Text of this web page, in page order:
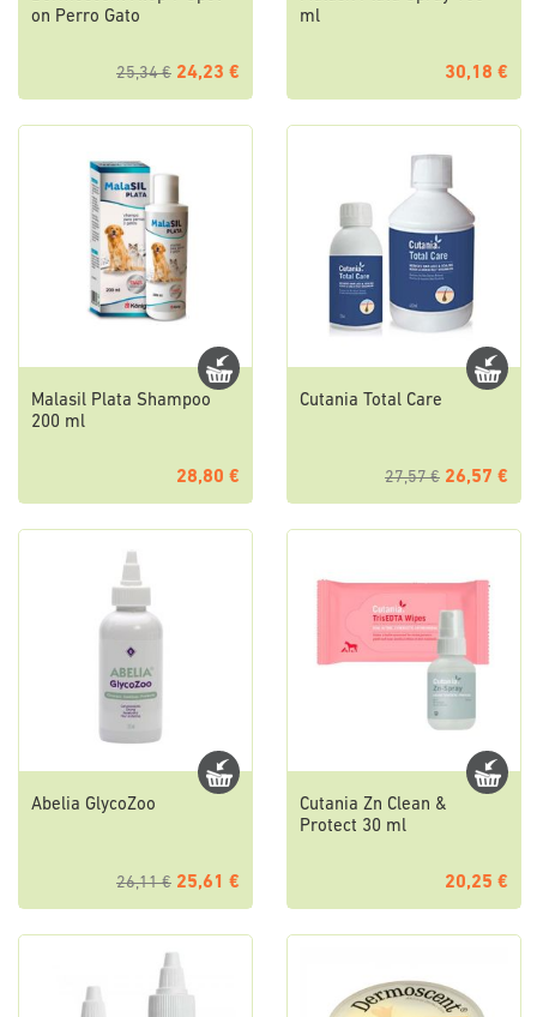
on Perro Gato
25,34 € 24,23 €
ml
30,18 €
Malasil Plata Shampoo
200 ml
28,80 €
Cutania Total Care
27,57 € 26,57 €
Abelia GlycoZoo
26,11 € 25,61 €
Cutania Zn Clean &
Protect 30 ml
20,25 €